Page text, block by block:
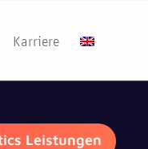
Karriere
Leistungen